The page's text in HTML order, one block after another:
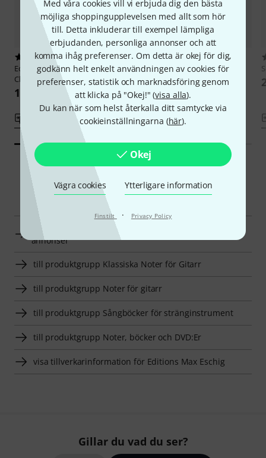
Med våra cookies vill vi erbjuda dig den bästa
möjliga shoppingupplevelsen med allt som hör
till. Detta inkluderar till exempel lämpliga
erbjudanden, personliga annonser och att
komma ihåg preferenser. Om detta är okej för dig,
godkänn helt enkelt användningen av cookies för
preferenser, statistik och marknadsföring genom
att klicka på "Okej!" (visa alla).
Du kan när som helst återkalla ditt samtycke via
cookieinställningarna (här).
Okej
Vägra cookies Ytterligare information
Finstilt · Privacy Policy
1
Editions Max EschigVilla-Lobos
Choros No. 1
162 kr
2
Edition PetersCage 4'33''
199 kr
Jämför
Smart Navigator
Klassiska Noter för Gitarr till priser från 200 kr - 300 kr
annonser
till produktgrupp Klassiska Noter för Gitarr
till produktgrupp Noter för gitarr
till produktgrupp Sångböcker för stränginstrument
till produktgrupp Noter, böcker och DVD:Er
visa tillverkarinformation för Editions Max Eschig
Gillar du vad du ser?